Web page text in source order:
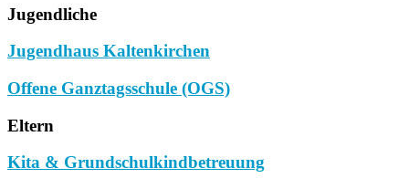
Jugendliche
Jugendhaus Kaltenkirchen
Offene Ganztagsschule (OGS)
Eltern
Kita & Grundschulkindbetreuung